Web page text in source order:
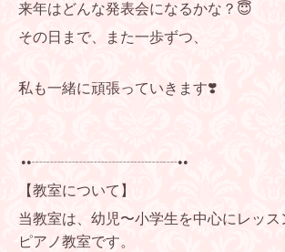
来年はどんな発表会になるかな？😇
その日まで、また一歩ずつ、
私も一緒に頑張っていきます❣️
••┈┈┈┈┈┈┈┈┈┈••
【教室について】
当教室は、幼児〜小学生を中心にレッス
ピアノ教室です。